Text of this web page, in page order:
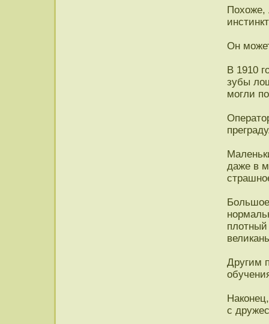
Похоже,
Он
В 1910
зубы
могли
даже в
Другим
с